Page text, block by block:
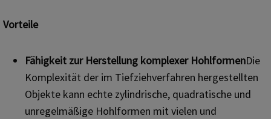
Vorteile
Fähigkeit zur Herstellung komplexer HohlformenDie
Komplexität der im Tiefziehverfahren hergestellten
Objekte kann echte zylindrische, quadratische und
unregelmäßige Hohlformen mit vielen und